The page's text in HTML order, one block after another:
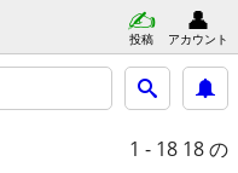
投稿 アカウント
1 - 18 18 の